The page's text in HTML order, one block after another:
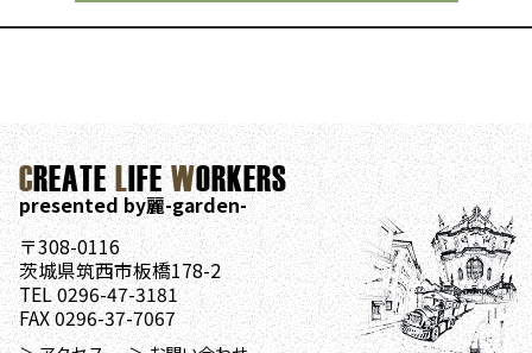
CREATELIFEWORKERS
presented by麗-garden-
〒308-0116
茨城県筑西市板橋178-2
TEL 0296-47-3181
FAX 0296-37-7067